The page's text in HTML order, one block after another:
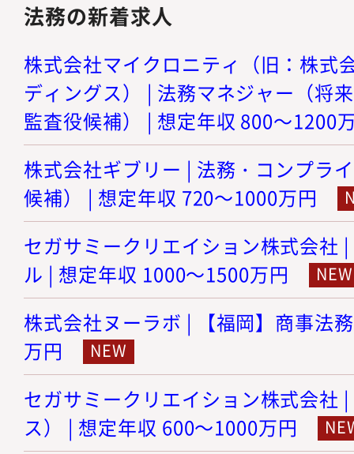
法務の新着求人
株式会社マイクロニティ（旧：株式
ディングス） | 法務マネジャー（将
監査役候補） | 想定年収 800～1200
株式会社ギブリー | 法務・コンプラ
候補） | 想定年収 720～1000万円
セガサミークリエイション株式会社
ル | 想定年収 1000～1500万円
株式会社ヌーラボ | 【福岡】商事法
万円
セガサミークリエイション株式会社
ス） | 想定年収 600～1000万円